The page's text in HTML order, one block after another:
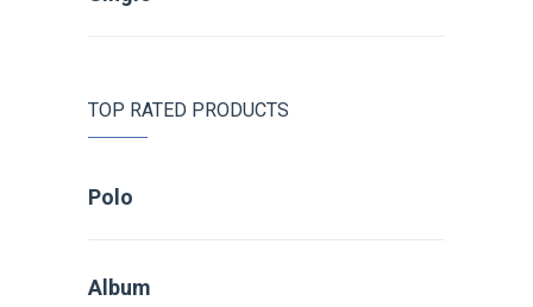
TOP RATED PRODUCTS
Polo
Album